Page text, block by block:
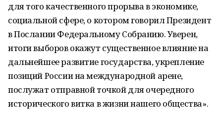
для того качественного прорыва в экономике,
социальной сфере, о котором говорил Президент
в Послании Федеральному Собранию. Уверен,
итоги выборов окажут существенное влияние на
дальнейшее развитие государства, укрепление
позиций России на международной арене,
послужат отправной точкой для очередного
исторического витка в жизни нашего общества».